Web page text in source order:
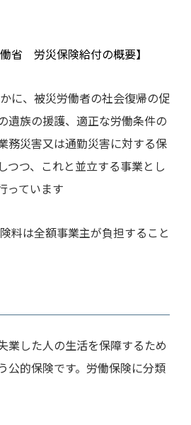
省 労災保険給付の概要】
に、被災労働者の社会復帰の促
遺族の援護、適正な労働条件の
務災害又は通勤災害に対する保
つつ、これと並立する事業とし
っています
料は全額事業主が負担すること
業した人の生活を保障するため
公的保険です。労働保険に分類